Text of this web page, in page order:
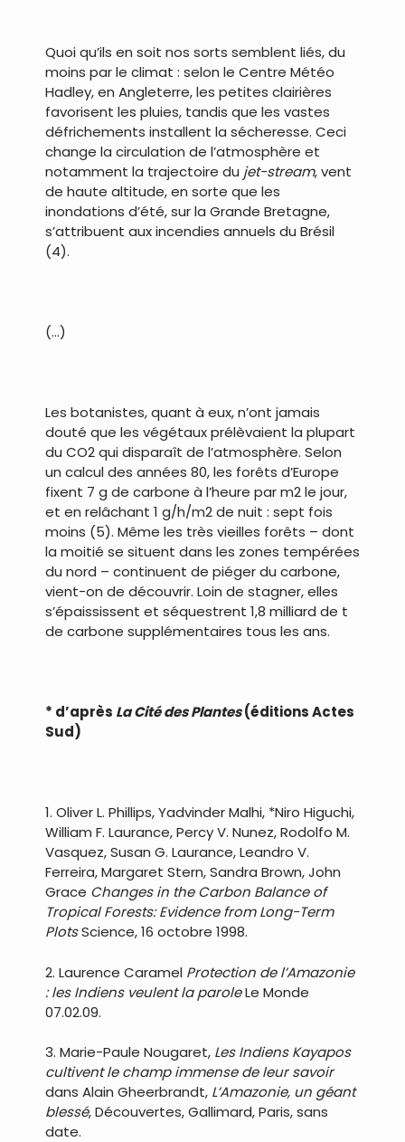
Quoi qu’ils en soit nos sorts semblent liés, du
moins par le climat : selon le Centre Météo
Hadley, en Angleterre, les petites clairières
favorisent les pluies, tandis que les vastes
défrichements installent la sécheresse. Ceci
change la circulation de l’atmosphère et
notamment la trajectoire du jet-stream, vent
de haute altitude, en sorte que les
inondations d’été, sur la Grande Bretagne,
s’attribuent aux incendies annuels du Brésil
(4).
(…)
Les botanistes, quant à eux, n’ont jamais
douté que les végétaux prélèvaient la plupart
du CO2 qui disparaît de l’atmosphère. Selon
un calcul des années 80, les forêts d’Europe
fixent 7 g de carbone à l’heure par m2 le jour,
et en relâchant 1 g/h/m2 de nuit : sept fois
moins (5). Même les très vieilles forêts – dont
la moitié se situent dans les zones tempérées
du nord – continuent de piéger du carbone,
vient-on de découvrir. Loin de stagner, elles
s’épaississent et séquestrent 1,8 milliard de t
de carbone supplémentaires tous les ans.
* d’après La Cité des Plantes(éditions Actes
Sud)
1. Oliver L. Phillips, Yadvinder Malhi, *Niro Higuchi,
William F. Laurance, Percy V. Nunez, Rodolfo M.
Vasquez, Susan G. Laurance, Leandro V.
Ferreira, Margaret Stern, Sandra Brown, John
Grace Changes in the Carbon Balance of
Tropical Forests: Evidence from Long-Term
PlotsScience, 16 octobre 1998.
2. Laurence Caramel Protection de l’Amazonie
: les Indiens veulent la paroleLe Monde
07.02.09.
3. Marie-Paule Nougaret, Les Indiens Kayapos
cultivent le champ immense de leur savoir
dans Alain Gheerbrandt, L’Amazonie, un géant
blessé, Découvertes, Gallimard, Paris, sans
date.